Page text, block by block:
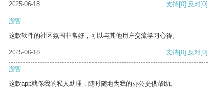
2025-06-18
支持[0] 反对[0]
游客
这款软件的社区氛围非常好，可以与其他用户交流学习心得。
2025-06-18 支持[0] 反对[0]
游客
这款app就像我的私人助理，随时随地为我的办公提供帮助。